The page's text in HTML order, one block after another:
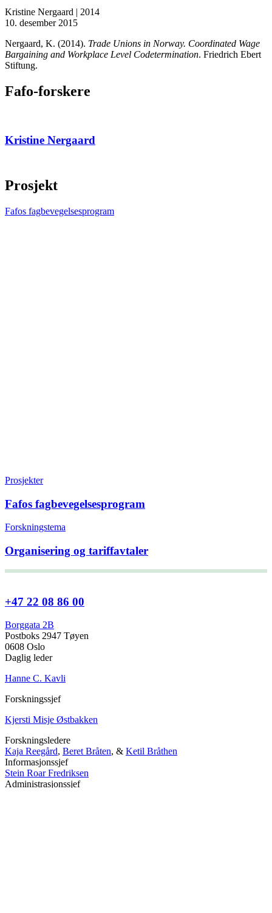
Kristine Nergaard | 2014
10. desember 2015
Nergaard, K. (2014). Trade Unions in Norway. Coordinated Wage
Bargaining and Workplace Level Codetermination. Friedrich Ebert
Stiftung.
Fafo-forskere
Kristine Nergaard
Prosjekt
Fafos fagbevegelsesprogram
Prosjekter
Fafos fagbevegelsesprogram
Forskningstema
Organisering og tariffavtaler
+47 22 08 86 00
Borggata 2B
Postboks 2947 Tøyen
0608 Oslo
Daglig leder
Hanne C. Kavli
Forskningssjef
Kjersti Misje Østbakken
Forskningsledere
Kaja Reegård, Beret Bråten, & Ketil Bråthen
Informasjonssjef
Stein Roar Fredriksen
Administrasjonssjef